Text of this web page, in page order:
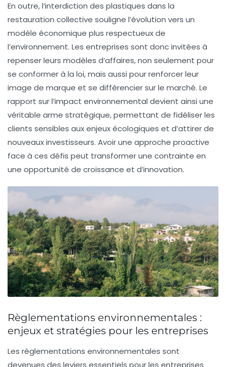
En outre, l’interdiction des plastiques dans la
restauration collective souligne l’évolution vers un
modèle économique plus respectueux de
l’environnement. Les entreprises sont donc invitées à
repenser leurs modèles d’affaires, non seulement pour
se conformer à la loi, mais aussi pour renforcer leur
image de marque et se différencier sur le marché. Le
rapport sur l’impact environnemental devient ainsi une
véritable arme stratégique, permettant de fidéliser les
clients sensibles aux enjeux écologiques et d’attirer de
nouveaux investisseurs. Avoir une approche proactive
face à ces défis peut transformer une contrainte en
une opportunité de croissance et d’innovation.
Règlementations environnementales :
enjeux et stratégies pour les entreprises
Les règlementations environnementales sont
devenues des leviers essentiels pour les entreprises